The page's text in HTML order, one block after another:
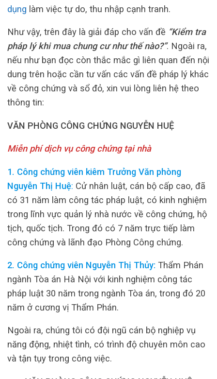
dụng làm việc tự do, thu nhập cạnh tranh.
Như vậy, trên đây là giải đáp cho vấn đề “Kiểm tra
pháp lý khi mua chung cư như thế nào?”. Ngoài ra,
nếu như bạn đọc còn thắc mắc gì liên quan đến nội
dung trên hoặc cần tư vấn các vấn đề pháp lý khác
về công chứng và sổ đỏ, xin vui lòng liên hệ theo
thông tin:
VĂN PHÒNG CÔNG CHỨNG NGUYỄN HUỆ
Miễn phí dịch vụ công chứng tại nhà
1. Công chứng viên kiêm Trưởng Văn phòng
Nguyễn Thị Huệ: Cử nhân luật, cán bộ cấp cao, đã
có 31 năm làm công tác pháp luật, có kinh nghiệm
trong lĩnh vực quản lý nhà nước về công chứng, hộ
tịch, quốc tịch. Trong đó có 7 năm trực tiếp làm
công chứng và lãnh đạo Phòng Công chứng.
2. Công chứng viên Nguyễn Thị Thủy: Thẩm Phán
ngành Tòa án Hà Nội với kinh nghiệm công tác
pháp luật 30 năm trong ngành Tòa án, trong đó 20
năm ở cương vị Thẩm Phán.
Ngoài ra, chúng tôi có đội ngũ cán bộ nghiệp vụ
năng động, nhiệt tình, có trình độ chuyên môn cao
và tận tụy trong công việc.